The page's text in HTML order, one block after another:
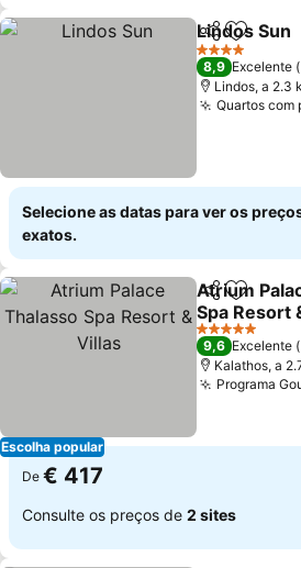
Partilhar
Lindos Sun
4 Estrelas
8,9 Excelente
Lindos, a 2.3
Quartos com
Selecione as datas para ver os
exatos.
Escolha popular
Partilhar
Atrium
Spa Resort
Ver preços
5 Estrelas
9,6 Excelente
Kalathos, a
Programa
De € 417
Consulte os preços de 2 sites